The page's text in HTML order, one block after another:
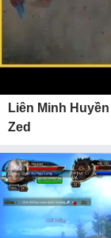
Liên Minh
Zed